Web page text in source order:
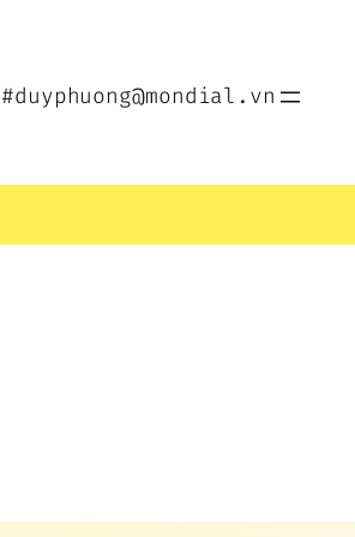
#duyphuong@mondial.vn